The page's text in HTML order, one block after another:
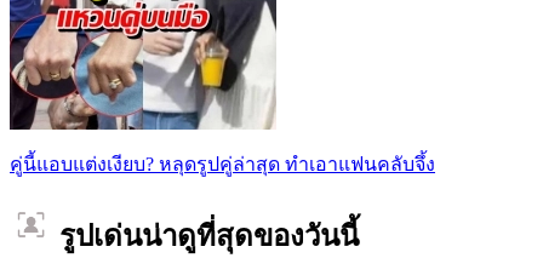
คู่นี้แอบแต่งเงียบ? หลุดรูปคู่ล่าสุด ทำเอาแฟนคลับจึ้ง
รูปเด่นน่าดูที่สุดของวันนี้